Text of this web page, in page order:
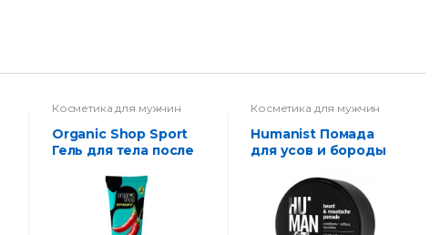
Косметика для мужчин
Organic Shop Sport
Гель для тела после
Быстрое
восстановление и
расслабление 75мл
Косметика для мужчин
Humanist Помада
для усов и бороды